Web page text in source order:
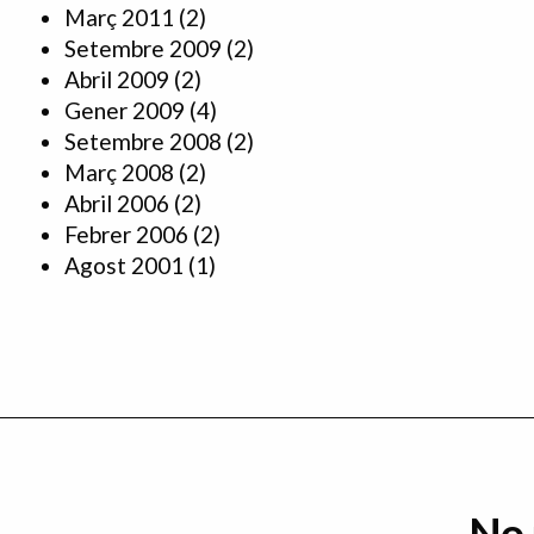
Març 2011 (2)
Setembre 2009 (2)
Abril 2009 (2)
Gener 2009 (4)
Setembre 2008 (2)
Març 2008 (2)
Abril 2006 (2)
Febrer 2006 (2)
Agost 2001 (1)